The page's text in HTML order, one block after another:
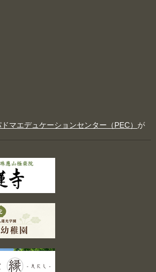
マエデュケーションセンター（PEC） が